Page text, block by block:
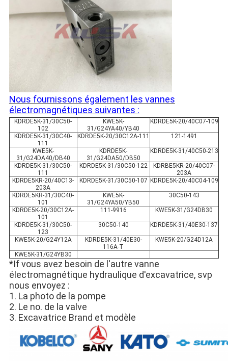
Nous fournissons également les vannes
électromagnétiques suivantes :
KDRDE5K-31/30C50-
102
KWE5K-
31/G24YA40/YB40
KDRDE5K-20/40C07-109
KDRDE5K-31/30C40-
111
KDRDE5K-20/30C12A-111 121-1491
KWE5K-
31/G24DA40/DB40
KDRDE5K-
31/G24DA50/DB50
KDRDE5K-31/40C50-213
KDRDE5K-31/30C50-
111
KDRDE5K-31/30C50-122
KDRBE5KR-20/40C07-
203A
KDRDE5KR-20/40C13-
203A
KDRDE5K-31/30C50-107 KDRDE5K-20/40C04-109
KDRDE5KR-31/30C40-
101
KWE5K-
31/G24YA50/YB50
30C50-143
KDRDE5K-20/30C12A-
101
111-9916 KWE5K-31/G24DB30
KDRDE5K-31/30C50-
123
30C50-140 KDRDE5K-31/40E30-137
KWE5K-20/G24Y12A
KDRDE5K-31/40E30-
116A-T
KWE5K-20/G24D12A
KWE5K-31/G24YB30
*If vous avez besoin de l'autre vanne
électromagnétique hydraulique d'excavatrice, svp
nous envoyez :
1. La photo de la pompe
2. Le no. de la valve
3. Excavatrice Brand et modèle